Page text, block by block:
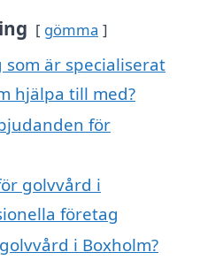
gömma
är specialiserat
hjälpa till med?
för
golvvård i
företag
i Boxholm?